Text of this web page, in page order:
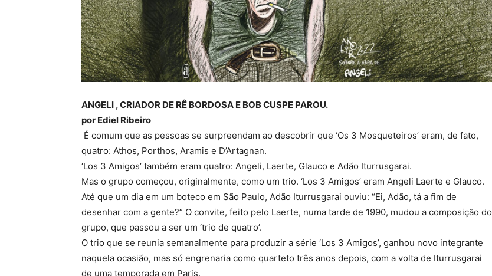
ANGELI , CRIADOR DE RÊ BORDOSA E BOB CUSPE PAROU.
por Ediel Ribeiro
É comum que as pessoas se surpreendam ao descobrir que ‘Os 3 Mosqueteiros’ eram, de fato,
quatro: Athos, Porthos, Aramis e D’Artagnan.
‘Los 3 Amigos’ também eram quatro: Angeli, Laerte, Glauco e Adão Iturrusgarai.
Mas o grupo começou, originalmente, como um trio. ‘Los 3 Amigos’ eram Angeli Laerte e Glauco.
Até que um dia em um boteco em São Paulo, Adão Iturrusgarai ouviu: “Ei, Adão, tá a fim de
desenhar com a gente?” O convite, feito pelo Laerte, numa tarde de 1990, mudou a composição do
grupo, que passou a ser um ‘trio de quatro’.
O trio que se reunia semanalmente para produzir a série ‘Los 3 Amigos’, ganhou novo integrante
naquela ocasião, mas só engrenaria como quarteto três anos depois, com a volta de Iturrusgarai
de uma temporada em Paris.